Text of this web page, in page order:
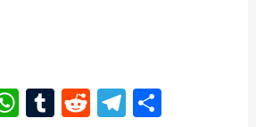
W T
R
Te